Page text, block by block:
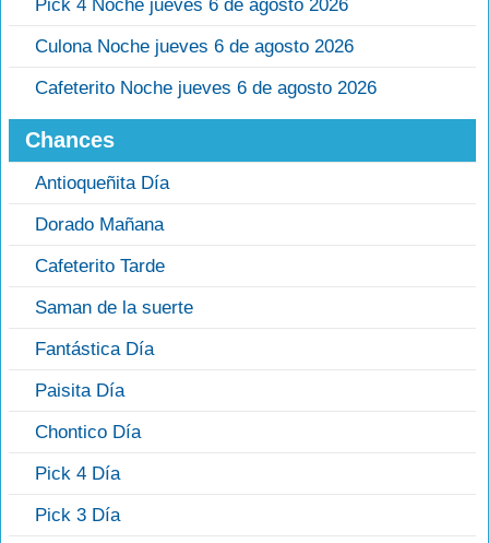
Pick 4 Noche jueves 6 de agosto 2026
Culona Noche jueves 6 de agosto 2026
Cafeterito Noche jueves 6 de agosto 2026
Chances
Antioqueñita Día
Dorado Mañana
Cafeterito Tarde
Saman de la suerte
Fantástica Día
Paisita Día
Chontico Día
Pick 4 Día
Pick 3 Día